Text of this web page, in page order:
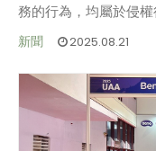
務的行為，均屬於侵
標法》等相關法律法
境。
同時，提醒廣大合作
道，仔細核實業務合
實資訊而遭受損失。
息，歡迎隨時聯繫明
（
明基三豐將一如既往
產品與服務，也期待
的發展與進步。
新聞 2025.08.21